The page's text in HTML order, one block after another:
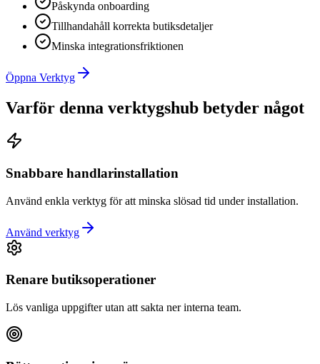
Påskynda onboarding
Tillhandahåll korrekta butiksdetaljer
Minska integrationsfriktionen
Öppna Verktyg
Varför denna verktygshub betyder något
Snabbare handlarinstallation
Använd enkla verktyg för att minska slösad tid under installation.
Använd verktyg
Renare butiksoperationer
Lös vanliga uppgifter utan att sakta ner interna team.